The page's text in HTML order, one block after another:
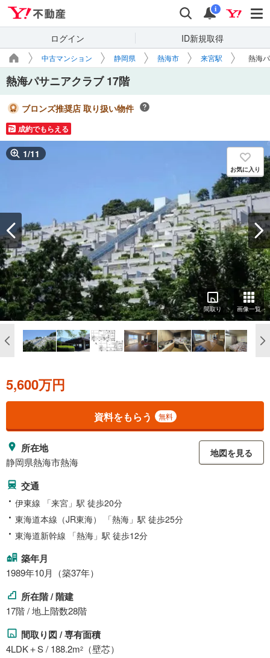
検索 通知
i
ログイン ID新規取得
中古マンション 静岡県 熱海市 来宮駅 熱海
熱海パサニアクラブ 17階
ブロンズ推奨店 取り扱い物件
成約でもらえる
1/11
お気に入り
間取り 画像一覧
5,600万円
資料をもらう 無料
所在地
静岡県熱海市熱海
地図を見る
交通
伊東線 「来宮」駅 徒歩20分
東海道本線（JR東海） 「熱海」駅 徒歩25分
東海道新幹線 「熱海」駅 徒歩12分
築年月
1989年10月（築37年）
所在階 / 階建
17階 / 地上階数28階
間取り図 / 専有面積
4LDK＋S / 188.2m2 （壁芯）